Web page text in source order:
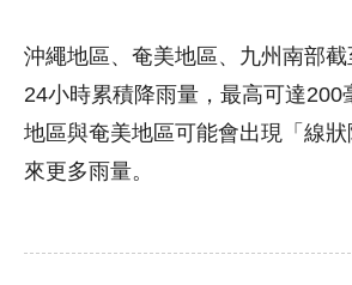
沖繩地區、奄美地區、九州南部
24小時累積降雨量，最高可達200
地區與奄美地區可能會出現「線
來更多雨量。